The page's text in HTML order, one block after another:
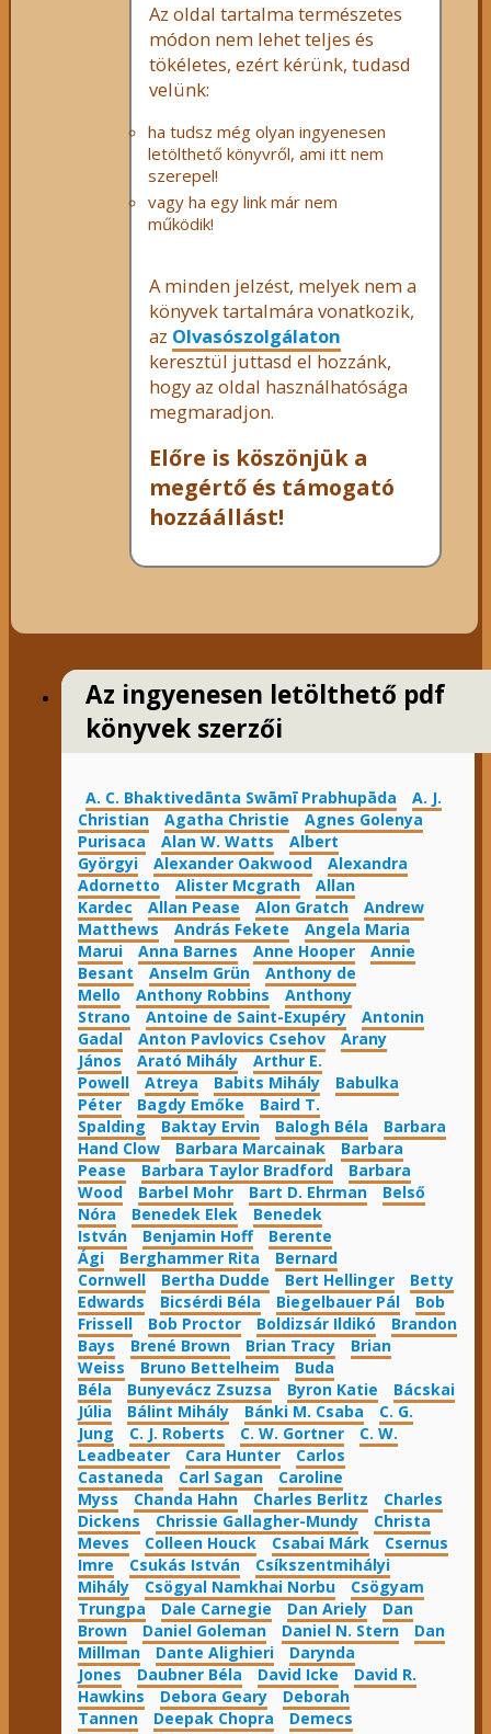
Az oldal tartalma természetes
módon nem lehet teljes és
tökéletes, ezért kérünk, tudasd
velünk:
ha tudsz még olyan ingyenesen
letölthető könyvről, ami itt nem
szerepel!
vagy ha egy link már nem
működik!
A minden jelzést, melyek nem a
könyvek tartalmára vonatkozik,
az Olvasószolgálaton
keresztül juttasd el hozzánk,
hogy az oldal használhatósága
megmaradjon.
Előre is köszönjük a
megértő és támogató
hozzáállást!
Az ingyenesen letölthető pdf
könyvek szerzői
A. C. Bhaktivedānta Swāmī Prabhupāda
A. J.
Christian
Agatha Christie
Agnes Golenya
Purisaca
Alan W. Watts
Albert
Györgyi
Alexander Oakwood
Alexandra
Adornetto
Alister Mcgrath
Allan
Kardec
Allan Pease Alon Gratch
Andrew
Matthews
András Fekete
Angela Maria
Marui
Anna Barnes Anne Hooper
Annie
Besant
Anselm Grün
Anthony de
Mello
Anthony Robbins
Anthony
Strano
Antoine de Saint-Exupéry
Antonin
Gadal
Anton Pavlovics Csehov
Arany
János
Arató Mihály
Arthur E.
Powell
Atreya Babits Mihály
Babulka
Péter
Bagdy Emőke
Baird T.
Spalding
Baktay Ervin Balogh Béla
Barbara
Hand Clow
Barbara Marcainak
Barbara
Pease
Barbara Taylor Bradford
Barbara
Wood
Barbel Mohr Bart D. Ehrman
Belső
Nóra
Benedek Elek
Benedek
István
Benjamin Hoff
Berente
Ági
Berghammer Rita
Bernard
Cornwell
Bertha Dudde Bert Hellinger
Betty
Edwards
Bicsérdi Béla Biegelbauer Pál
Bob
Frissell
Bob Proctor Boldizsár Ildikó
Brandon
Bays
Brené Brown Brian Tracy
Brian
Weiss
Bruno Bettelheim
Buda
Béla
Bunyevácz Zsuzsa Byron Katie
Bácskai
Júlia
Bálint Mihály Bánki M. Csaba
C. G.
Jung
C. J. Roberts C. W. Gortner
C. W.
Leadbeater
Cara Hunter
Carlos
Castaneda
Carl Sagan
Caroline
Myss
Chanda Hahn Charles Berlitz
Charles
Dickens
Chrissie Gallagher-Mundy
Christa
Meves
Colleen Houck Csabai Márk
Csernus
Imre
Csukás István
Csíkszentmihályi
Mihály
Csögyal Namkhai Norbu
Csögyam
Trungpa
Dale Carnegie Dan Ariely
Dan
Brown
Daniel Goleman Daniel N. Stern
Dan
Millman
Dante Alighieri
Darynda
Jones
Daubner Béla David Icke
David R.
Hawkins
Debora Geary
Deborah
Tannen
Deepak Chopra
Demecs